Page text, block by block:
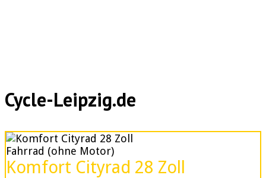
Cycle-Leipzig.de
Fahrrad (ohne Motor)
Komfort Cityrad 28 Zoll